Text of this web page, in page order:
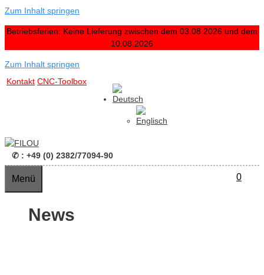
Zum Inhalt springen
Betriebsferien: Keine Lieferung zwischen dem 03.08.2026 und dem
10.08.2026
Zum Inhalt springen
Kontakt CNC-Toolbox
✆ : +49 (0) 2382/77094-90
0
Menü
News